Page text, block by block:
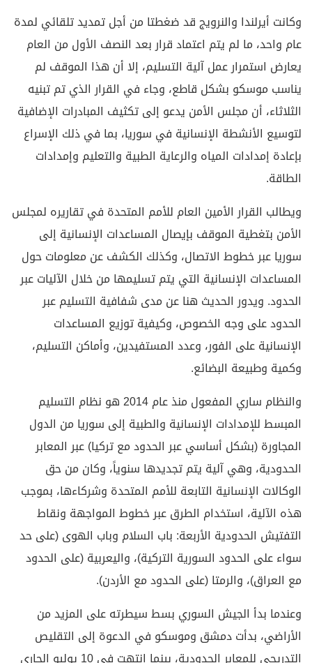
وكانت أيرلندا والنرويج قد ضغطتا من أجل تمديد تلقائي لمدة
عام واحد، ما لم يتم اعتماد قرار بعد النصف الأول من العام
يعارض استمرار عمل آلية التسليم، إلا أن هذا الموقف لم
يناسب موسكو بشكل قاطع، وجاء في القرار الذي تم تبنيه
الثلاثاء، أن مجلس الأمن يدعو إلى تكثيف المبادرات الإضافية
لتوسيع الأنشطة الإنسانية في سوريا، بما في ذلك الإسراع
بإعادة إمدادات المياه والرعاية الطبية والتعليم وإمدادات
الطاقة.
ويطالب القرار الأمين العام للأمم المتحدة في تقاريره لمجلس
الأمن بتغطية الموقف بإيصال المساعدات الإنسانية إلى
سوريا عبر خطوط الاتصال، وكذلك الكشف عن معلومات حول
المساعدات الإنسانية التي يتم تسليمها من خلال الآليات عبر
الحدود. ويدور الحديث هنا عن مدى شفافية التسليم عبر
الحدود على وجه الخصوص، وكيفية توزيع المساعدات
الإنسانية على الفور، وعدد المستفيدين، وأماكن التسليم،
وكمية وطبيعة البضائع.
والنظام ساري المفعول منذ عام 2014 هو نظام التسليم
المبسط للإمدادات الإنسانية والطبية إلى سوريا من الدول
المجاورة (بشكل أساسي عبر الحدود مع تركيا) عبر المعابر
الحدودية، وهي آلية يتم تجديدها سنوياً، وكان من حق
الوكالات الإنسانية التابعة للأمم المتحدة وشركاءها، بموجب
هذه الآلية، استخدام الطرق عبر خطوط المواجهة ونقاط
التفتيش الحدودية الأربعة: باب السلام وباب الهوى (على حد
سواء على الحدود السورية التركية)، واليعربية (على الحدود
مع العراق)، والرمتا (على الحدود مع الأردن).
وعندما بدأ الجيش السوري بسط سيطرته على المزيد من
الأراضي، بدأت دمشق وموسكو في الدعوة إلى التقليص
التدريجي للمعابر الحدودية، بينما انتهت في 10 يوليو الجاري